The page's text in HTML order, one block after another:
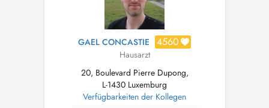
GAEL CONCASTIE 4560
Hausarzt
20, Boulevard Pierre Dupong,
L-1430 Luxemburg
Verfügbarkeiten der Kollegen